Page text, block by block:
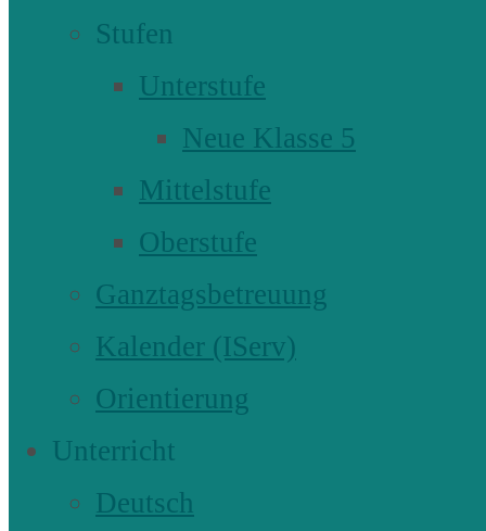
Stufen
Unterstufe
Neue Klasse 5
Mittelstufe
Oberstufe
Ganztagsbetreuung
Kalender (IServ)
Orientierung
Unterricht
Deutsch